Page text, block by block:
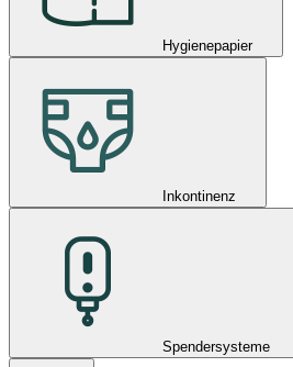
Hygienepapier
Inkontinenz
Spendersysteme